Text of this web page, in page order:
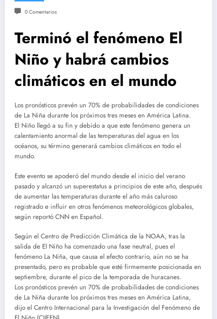
0 Comentarios
Terminó el fenómeno El
Niño y habrá cambios
climáticos en el mundo
Los pronósticos prevén un 70% de probabilidades de condiciones
de La Niña durante los próximos tres meses en América Latina.
El Niño llegó a su fin y debido a que este fenómeno genera un
calentamiento anormal de las temperaturas del agua en los
océanos, su término generará cambios climáticos en todo el
mundo.
Este evento se apoderó del mundo desde el inicio del verano
pasado y alcanzó un superestatus a principios de este año, después
de aumentar las temperaturas durante el año más caluroso
registrado e influir en otros fenómenos meteorológicos globales,
según reportó CNN en Español.
Según el Centro de Predicción Climática de la NOAA, tras la
salida de El Niño ha comenzado una fase neutral, pues el
fenómeno La Niña, que causa el efecto contrario, aún no se ha
presentado, pero es probable que esté firmemente posicionada en
septiembre, durante el pico de la temporada de huracanes.
Los pronósticos prevén un 70% de probabilidades de condiciones
de La Niña durante los próximos tres meses en América Latina,
dijo el Centro Internacional para la Investigación del Fenómeno de